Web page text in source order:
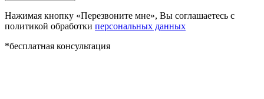
Нажимая кнопку «Перезвоните мне», Вы соглашаетесь с
политикой обработки персональных данных
*бесплатная консультация